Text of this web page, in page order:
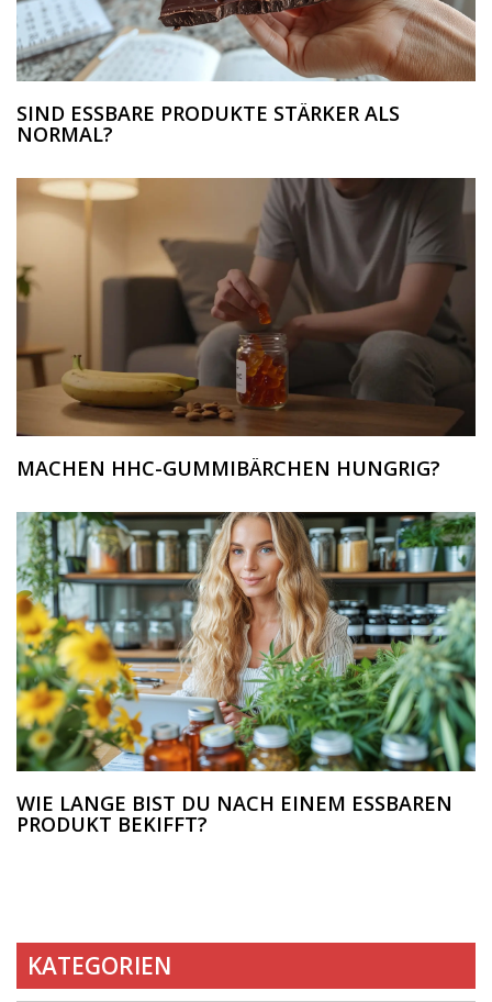
SIND ESSBARE PRODUKTE STÄRKER ALS
NORMAL?
MACHEN HHC-GUMMIBÄRCHEN HUNGRIG?
WIE LANGE BIST DU NACH EINEM ESSBAREN
PRODUKT BEKIFFT?
KATEGORIEN